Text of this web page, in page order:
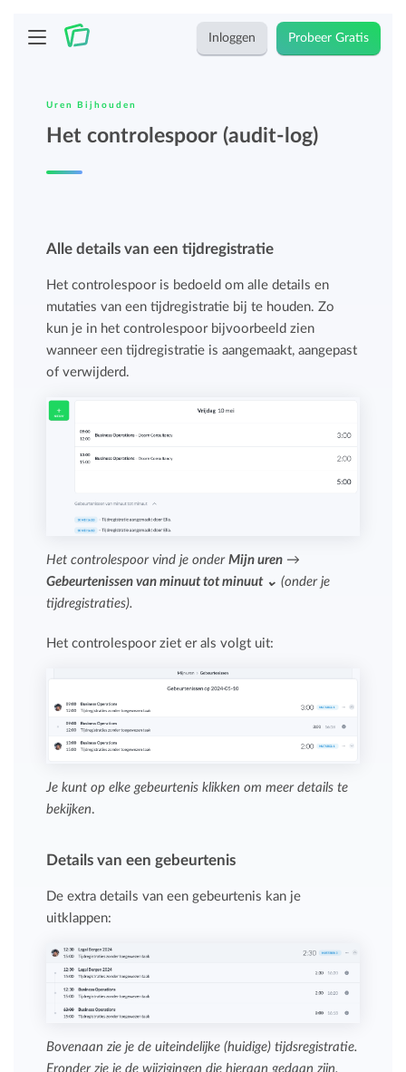
Inloggen Probeer Gratis
Uren Bijhouden
Het controlespoor (audit-log)
Alle details van een tijdregistratie
Het controlespoor is bedoeld om alle details en
mutaties van een tijdregistratie bij te houden. Zo
kun je in het controlespoor bijvoorbeeld zien
wanneer een tijdregistratie is aangemaakt, aangepast
of verwijderd.
Het controlespoor vind je onderMijn uren →
Gebeurtenissen van minuut tot minuut ⌄ (onder je
tijdregistraties).
Het controlespoor ziet er als volgt uit:
Je kunt op elke gebeurtenis klikken om meer details te
bekijken.
Details van een gebeurtenis
De extra details van een gebeurtenis kan je
uitklappen:
Bovenaan zie je de uiteindelijke (huidige) tijdsregistratie.
Eronder zie je de wijzigingen die hieraan gedaan zijn.